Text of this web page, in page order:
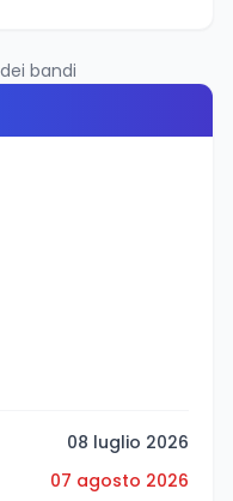
bandi
08 luglio 2026
07 agosto 2026